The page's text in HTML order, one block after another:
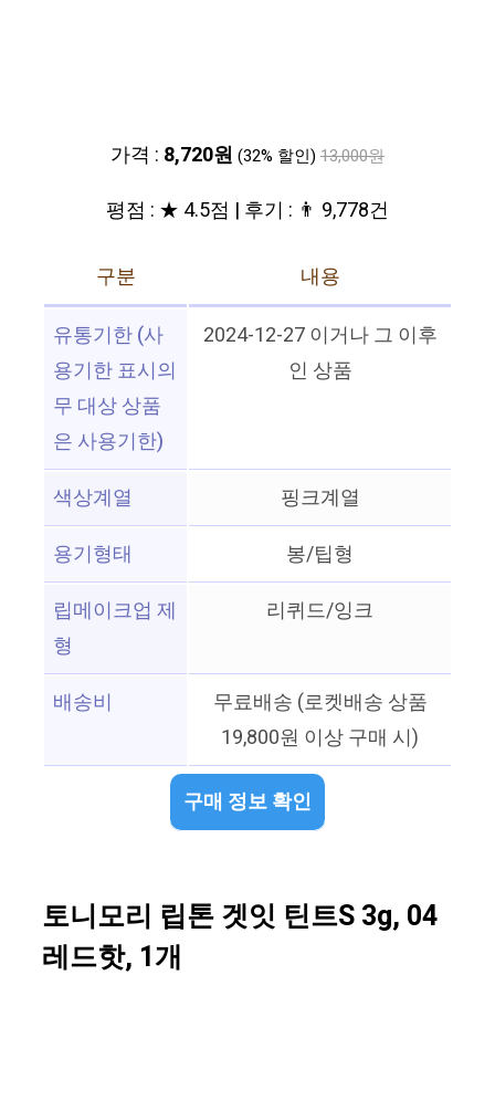
가격 : 8,720원 (32% 할인) 13,000원
평점 : ★ 4.5점 | 후기 : 👨‍‍ 9,778건
구분
내용
유통기한 (사
용기한 표시의
무 대상 상품
은 사용기한)
2024-12-27 이거나 그 이후
인 상품
색상계열
핑크계열
용기형태
봉/팁형
립메이크업 제
형
리퀴드/잉크
배송비
무료배송 (로켓배송 상품
19,800원 이상 구매 시)
구매 정보 확인
토니모리 립톤 겟잇 틴트S 3g, 04
레드핫, 1개